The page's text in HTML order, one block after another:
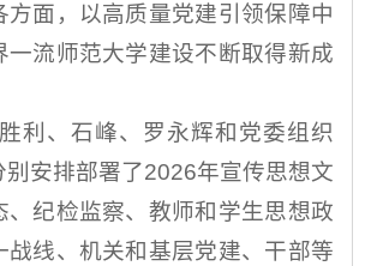
方面，以高质量党建引领保障中
一流师范大学建设不断取得新成
利、石峰、罗永辉和党委组织
别安排部署了2026年宣传思想文
、纪检监察、教师和学生思想政
战线、机关和基层党建、干部等